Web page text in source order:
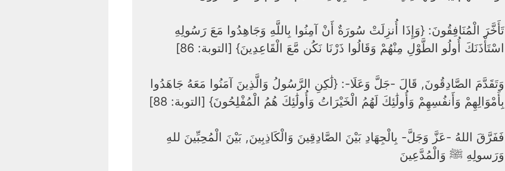
تَأَخَّرَ الْمُنَافِقُونَ: {وَإِذَا أُنزِلَتْ سُورَةٌ أَنْ آمِنُوا بِاللَّهِ وَجَاهِدُوا مَعَ رَسُولِهِ
اسْتَأْذَنَكَ أُولُو الطَّوْلِ مِنْهُمْ وَقَالُوا ذَرْنَا نَكُن مَّعَ الْقَاعِدِينَ} [التوبة: 86]
وَتَقَدَّمَ الصَّادِقُونَ, قَالَ -جَلَّ وَعَلَا-: {لَٰكِنِ الرَّسُولُ وَالَّذِينَ آمَنُوا مَعَهُ جَاهَدُوا
بِأَمْوَالِهِمْ وَأَنفُسِهِمْ وَأُولَٰئِكَ لَهُمُ الْخَيْرَاتُ وَأُولَٰئِكَ هُمُ الْمُفْلِحُونَ} [التوبة: 88]
فَفَرَّقَ اللهُ -عَزَّ وَجَلَّ- بِالْجِهَادِ بَيْنَ الصَّادِقِينَ وَالْكَاذِبِينَ, بَيْنَ الْمُحِبِّينَ للهِ
وَرَسولِهِ ﷺ وَالْمُدَّعِينَ